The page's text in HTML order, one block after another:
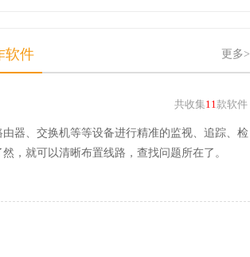
软件 更多>
共收集11款软件
器、交换机等等设备进行精准的监视、追踪、检
，就可以清晰布置线路，查找问题所在了。